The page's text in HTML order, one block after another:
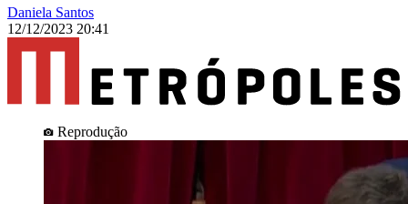
Daniela Santos
12/12/2023 20:41
Reprodução